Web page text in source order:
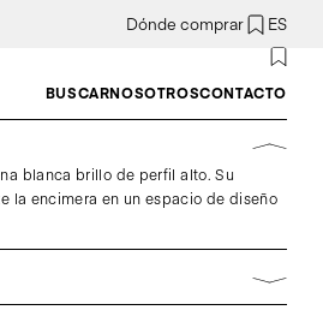
Dónde comprar ES
BUSCARNOSOTROSCONTACTO
blanca brillo de perfil alto. Su
la encimera en un espacio de diseño